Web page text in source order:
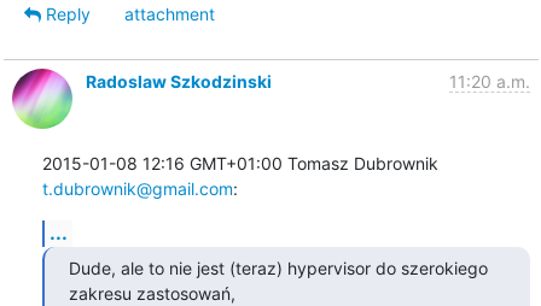
Reply
attachment
Radoslaw Szkodzinski 11:20 a.m.
t.dubrownik@gmail.com:
...
Dude, ale to nie jest (teraz) hypervisor do szerokiego
zakresu zastosowań,